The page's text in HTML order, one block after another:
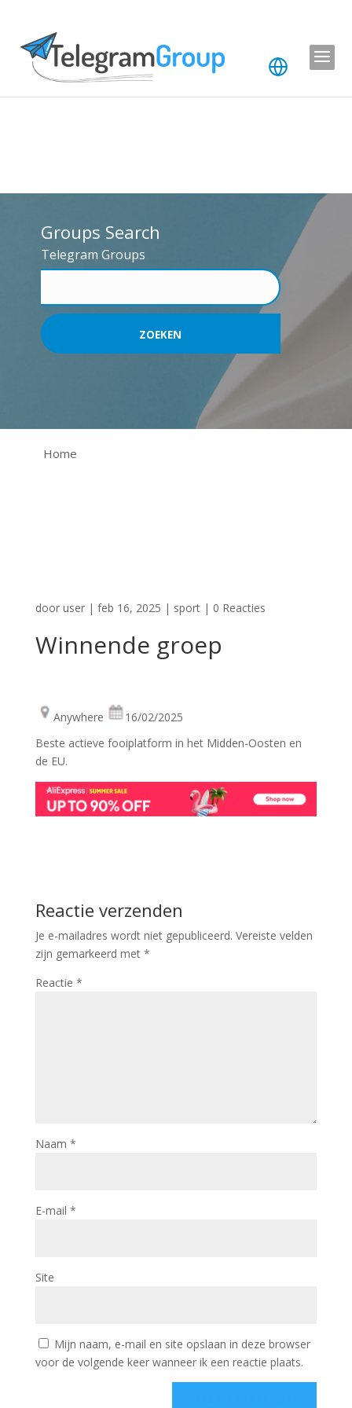
Groups Search
Telegram Groups
Home
door user| feb 16, 2025 | sport| 0 Reacties
Winnende groep
Anywhere
16/02/2025
Beste actieve fooiplatform in het Midden-Oosten en
de EU.
Reactie verzenden
Je e-mailadres wordt niet gepubliceerd. Vereiste velden
zijn gemarkeerd met *
Reactie *
Naam *
E-mail *
Site
Mijn naam, e-mail en site opslaan in deze browser
voor de volgende keer wanneer ik een reactie plaats.